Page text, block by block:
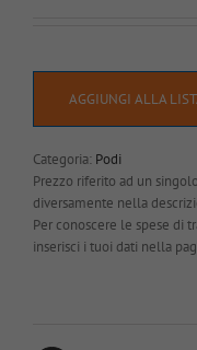
AGGIUNGI ALLA
Categoria: Podi
Prezzo riferito ad un
diversamente nella
Per conoscere le spese di
inserisci i tuoi dati nella